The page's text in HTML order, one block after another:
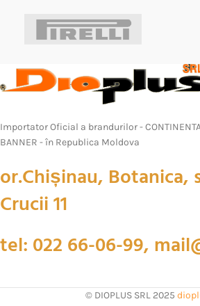
Importator Oficial a brandurilor -
BANNER - în Republica Moldova
or.Chișinau, Botanica,
Crucii 11
tel: 022 66-06-99,
© DIOPLUS SRL 2025